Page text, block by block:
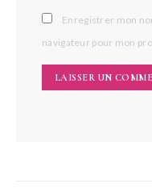
Enregistrer mon
navigateur pour mon